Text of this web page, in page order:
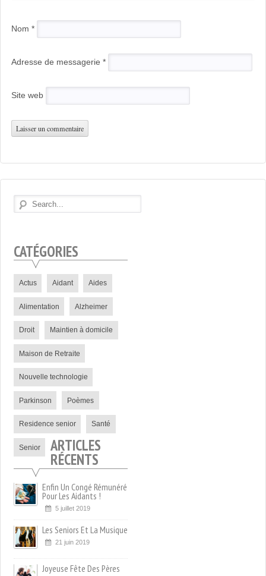
Nom *
Adresse de messagerie *
Site web
CATÉGORIES
Actus Aidant Aides
Alimentation Alzheimer
Droit Maintien à domicile
Maison de Retraite
Nouvelle technologie
Parkinson Poèmes
Residence senior Santé
Senior ARTICLES
RÉCENTS
Enfin Un Congé Rémunéré
Pour Les Aidants !
5 juillet 2019
Les Seniors Et La Musique
21 juin 2019
Joyeuse Fête Des Pères